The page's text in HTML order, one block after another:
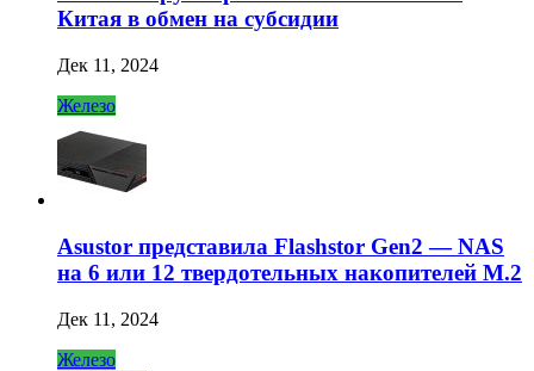
Китая в обмен на субсидии
Дек 11, 2024
Железо
Asustor представила Flashstor Gen2 — NAS
на 6 или 12 твердотельных накопителей M.2
Дек 11, 2024
Железо